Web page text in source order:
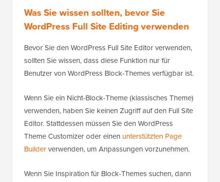
Was Sie wissen sollten, bevor Sie
WordPress Full Site Editing verwenden
Bevor Sie den WordPress Full Site Editor verwenden,
sollten Sie wissen, dass diese Funktion nur für
Benutzer von WordPress Block-Themes verfügbar ist.
Wenn Sie ein Nicht-Block-Theme (klassisches Theme)
verwenden, haben Sie keinen Zugriff auf den Full Site
Editor. Stattdessen müssen Sie den WordPress
Theme Customizer oder einen unterstützten Page
Builderverwenden, um Anpassungen vorzunehmen.
Wenn Sie Inspiration für Block-Themes suchen, dann